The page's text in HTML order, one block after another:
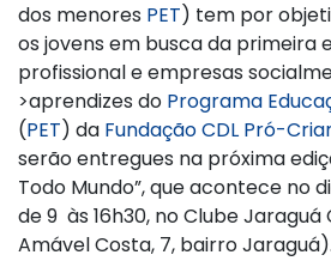
dos menores PET) tem por
os jovens em busca da primeira
profissional e empresas
>aprendizes do Programa
(PET) da Fundação CDL Pró-
serão entregues na próxima
Todo Mundo”, que acontece no
de 9 às 16h30, no Clube
Amável Costa, 7, bairro Jaraguá).